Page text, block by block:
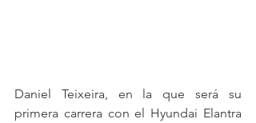
Daniel Teixeira, en la que será su
primera carrera con el Hyundai Elantra